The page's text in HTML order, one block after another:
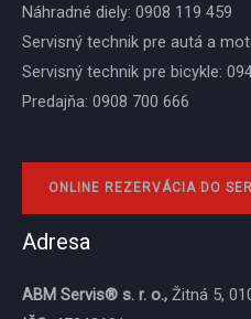
Náhradné diely: 0908 119 459
Servisný technik pre autá a
Servisný technik pre bicykle:
Predajňa: 0908 700 666
ONLINE REZERVÁCIA DO
Adresa
ABM Servis® s. r. o., Žitná 5,